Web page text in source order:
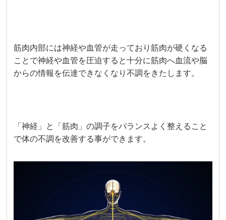
筋肉内部には神経や血管が走っており筋肉が硬くなる
ことで神経や血管を圧迫すると十分に筋肉へ血流や脳
からの情報を伝達できなくなり不調をきたします。
「神経」と「筋肉」の調子をバランスよく整えること
で体の不調を改善する事ができます。